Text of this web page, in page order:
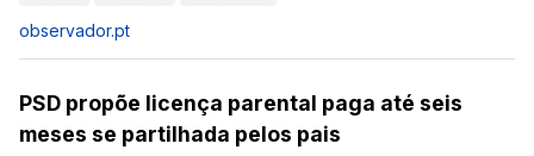
observador.pt
PSD propõe licença parental paga até seis
meses se partilhada pelos pais